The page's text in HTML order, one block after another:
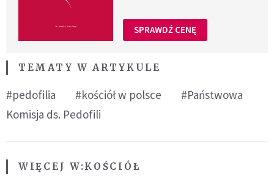
SPRAWDŹ CENĘ
TEMATY W ARTYKULE
#pedofilia #kościół w polsce
#Państwowa
Komisja ds. Pedofili
WIĘCEJ W:KOŚCIÓŁ